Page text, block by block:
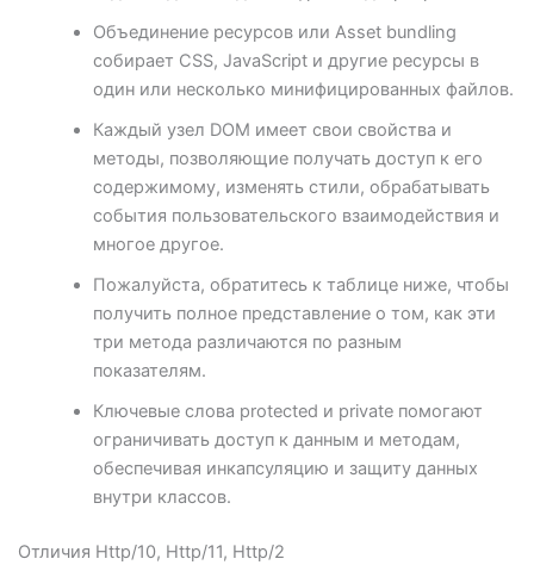
Объединение ресурсов или Asset bundling
собирает CSS, JavaScript и другие ресурсы в
один или несколько минифицированных файлов.
Каждый узел DOM имеет свои свойства и
методы, позволяющие получать доступ к его
содержимому, изменять стили, обрабатывать
события пользовательского взаимодействия и
многое другое.
Пожалуйста, обратитесь к таблице ниже, чтобы
получить полное представление о том, как эти
три метода различаются по разным
показателям.
Ключевые слова protected и private помогают
ограничивать доступ к данным и методам,
обеспечивая инкапсуляцию и защиту данных
внутри классов.
Отличия Http/10, Http/11, Http/2